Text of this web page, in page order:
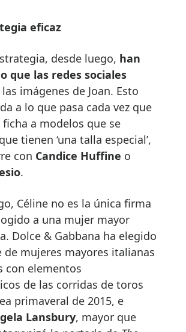
eficaz
desde luego, han
que las redes sociales
imágenes de Joan. Esto
a lo que pasa cada vez que
a modelos que se
tienen ‘una talla especial’,
con Candice Huffine o
.
Céline no es la única firma
a una mujer mayor
Dolce & Gabbana ha elegido
de mujeres mayores italianas
con elementos
de las corridas de toros
primaveral de 2015, e
Lansbury, mayor que